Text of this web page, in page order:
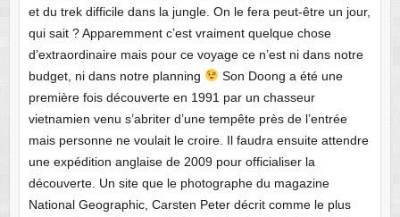
et du trek difficile dans la jungle. On le fera peut-être un jour,
qui sait ? Apparemment c’est vraiment quelque chose
d’extraordinaire mais pour ce voyage ce n’est ni dans notre
budget, ni dans notre planning
Son Doong a été une
première fois découverte en 1991 par un chasseur
vietnamien venu s’abriter d’une tempête près de l’entrée
mais personne ne voulait le croire. Il faudra ensuite attendre
une expédition anglaise de 2009 pour officialiser la
découverte. Un site que le photographe du magazine
National Geographic, Carsten Peter décrit comme le plus